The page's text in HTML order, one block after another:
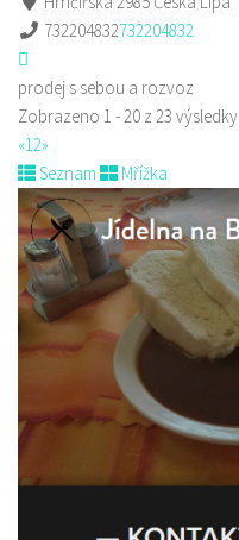
732204832732204832
prodej s sebou a rozvoz
Zobrazeno 1 - 20 z 23 výsledky
«12»
Seznam
Mřížka